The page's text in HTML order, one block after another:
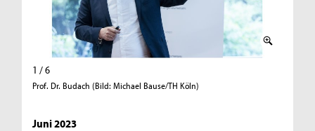
1 / 6
Prof. Dr. Budach (Bild: Michael Bause/TH Köln)
Juni 2023